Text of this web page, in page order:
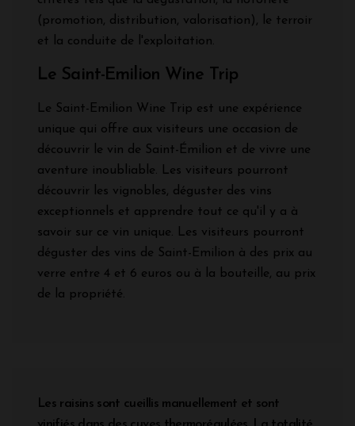
(promotion, distribution, valorisation), le terroir
et la conduite de l'exploitation.
Le Saint-Emilion Wine Trip
Le Saint-Emilion Wine Trip est une expérience
unique qui offre aux visiteurs une occasion de
découvrir le vin de Saint-Émilion et de vivre une
aventure inoubliable. Les visiteurs pourront
découvrir les vignobles, déguster des vins
exceptionnels et apprendre tout ce qu'il y a à
savoir sur ce vin unique. Les visiteurs pourront
déguster des vins de Saint-Emilion à des prix au
verre entre 4 et 6 euros ou à la bouteille, au prix
de la propriété.
Les raisins sont cueillis manuellement et sont